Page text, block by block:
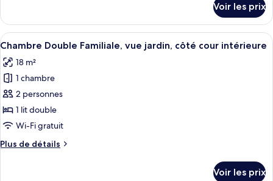
Familiale,
1
lit
double
le
type
de
Suite
Studio
Familiale,
lit
double
Voir les prix
Afficher
toutes
les
photos
pour
ce
type
chambre :
Une pièce aux murs lambrissés,
10
Chambre Double Familiale, vue jardin, côté cour intérieure
18 m²
1 chambre
2 personnes
1 lit double
Wi-Fi gratuit
Plus de détails
Plus
Voir les prix